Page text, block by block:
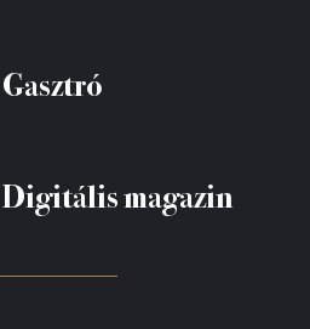
Gasztró
Digitális magazin